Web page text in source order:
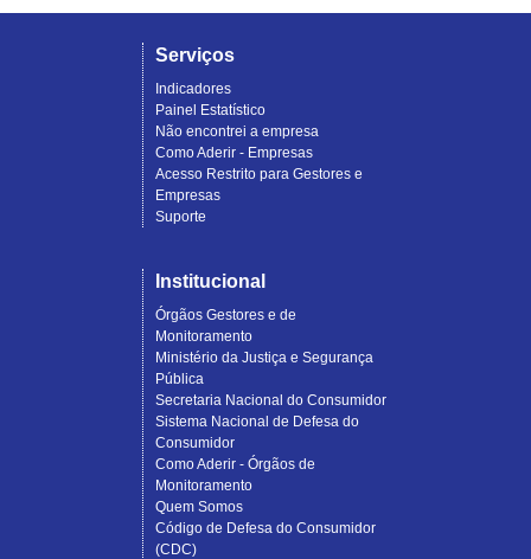
Serviços
Indicadores
Painel Estatístico
Não encontrei a empresa
Como Aderir - Empresas
Acesso Restrito para Gestores e
Empresas
Suporte
Institucional
Órgãos Gestores e de
Monitoramento
Ministério da Justiça e Segurança
Pública
Secretaria Nacional do Consumidor
Sistema Nacional de Defesa do
Consumidor
Como Aderir - Órgãos de
Monitoramento
Quem Somos
Código de Defesa do Consumidor
(CDC)